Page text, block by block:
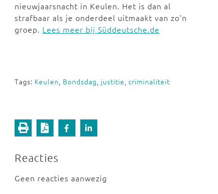
nieuwjaarsnacht in Keulen. Het is dan al
strafbaar als je onderdeel uitmaakt van zo'n
groep. Lees meer bij Süddeutsche.de
Tags: Keulen, Bondsdag, justitie, criminaliteit
Reacties
Geen reacties aanwezig